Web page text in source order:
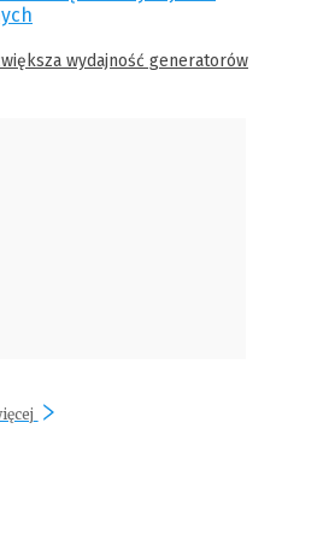
wydajność generatorów